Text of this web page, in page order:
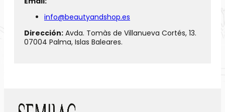
info@beautyandshop.es
Dirección: Avda. Tomàs de Villanueva Cortés, 13.
07004 Palma, Islas Baleares.